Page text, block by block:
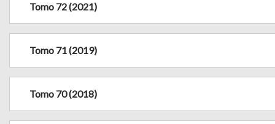
Tomo 72 (2021)
Tomo 71 (2019)
Tomo 70 (2018)